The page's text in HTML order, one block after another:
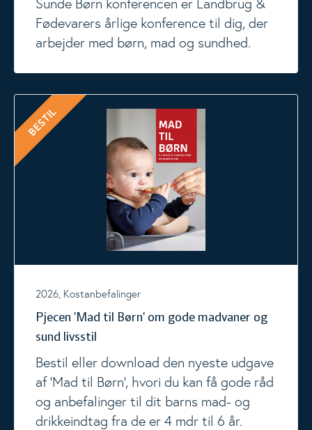
Sunde Børn konferencen er Landbrug &
Fødevarers årlige konference til dig, der
arbejder med børn, mad og sundhed.
BESTIL
2026, Kostanbefalinger
Pjecen 'Mad til Børn' om gode madvaner og
sund livsstil
Bestil eller download den nyeste udgave
af 'Mad til Børn', hvori du kan få gode råd
og anbefalinger til dit barns mad- og
drikkeindtag fra de er 4 mdr til 6 år.
Pjecen 'Mad til Børn' om gode madvaner og sund livsstil